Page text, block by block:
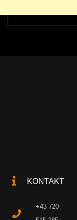
KONTAKT
+43 720